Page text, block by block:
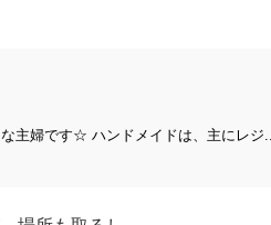
主婦です☆ ハンドメイドは、主にレジ...